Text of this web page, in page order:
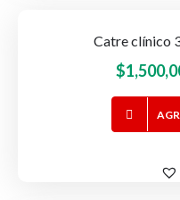
Catre clínico
$